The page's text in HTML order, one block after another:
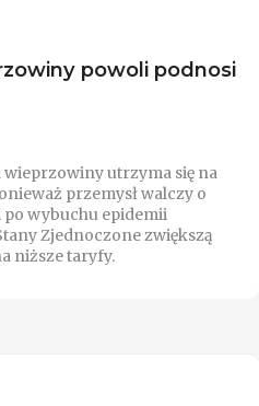
powoli podnosi
wieprzowiny utrzyma się na
przemysł walczy o
wybuchu epidemii
Zjednoczone zwiększą
niższe taryfy.